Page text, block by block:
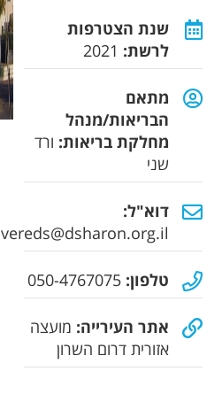
שנת הצטרפות
לרשת: 2021
מתאם
הבריאות/מנהל
מחלקת בריאות: ורד
שני
דוא"ל:
vereds@dsharon.org.il
טלפון: 050-4767075
אתר העירייה: מועצה
אזורית דרום השרון